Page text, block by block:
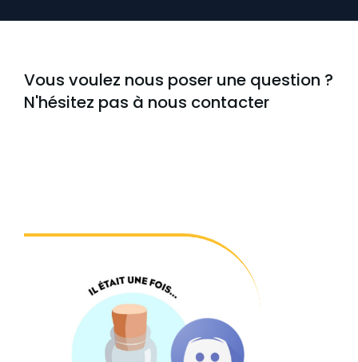
Vous voulez nous poser une question ?
N'hésitez pas à nous contacter